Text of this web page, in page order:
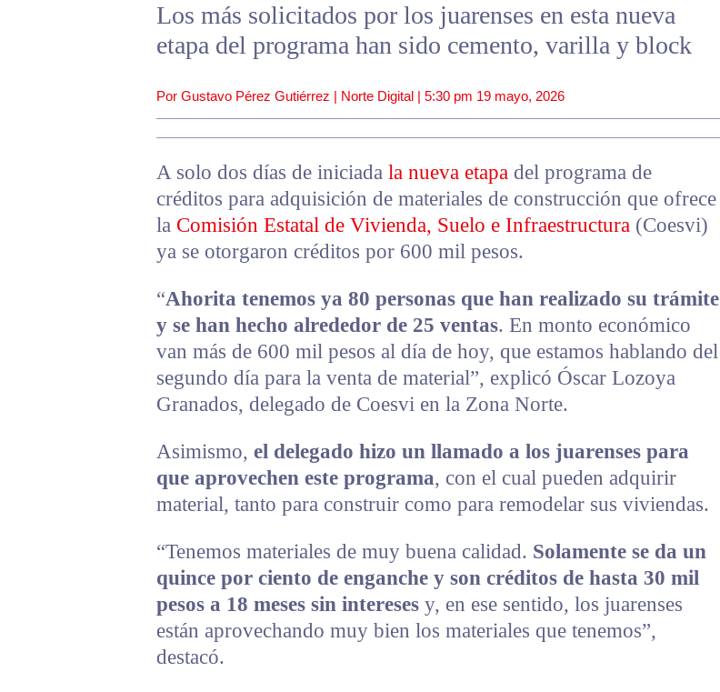
Los más solicitados por los juarenses en esta nueva
etapa del programa han sido cemento, varilla y block
Por Gustavo Pérez Gutiérrez | Norte Digital | 5:30 pm 19 mayo, 2026
A solo dos días de iniciada la nueva etapa del programa de
créditos para adquisición de materiales de construcción que ofrece
la Comisión Estatal de Vivienda, Suelo e Infraestructura (Coesvi)
ya se otorgaron créditos por 600 mil pesos.
“Ahorita tenemos ya 80 personas que han realizado su trámite
y se han hecho alrededor de 25 ventas. En monto económico
van más de 600 mil pesos al día de hoy, que estamos hablando del
segundo día para la venta de material”, explicó Óscar Lozoya
Granados, delegado de Coesvi en la Zona Norte.
Asimismo, el delegado hizo un llamado a los juarenses para
que aprovechen este programa, con el cual pueden adquirir
material, tanto para construir como para remodelar sus viviendas.
“Tenemos materiales de muy buena calidad. Solamente se da un
quince por ciento de enganche y son créditos de hasta 30 mil
pesos a 18 meses sin intereses y, en ese sentido, los juarenses
están aprovechando muy bien los materiales que tenemos”,
destacó.